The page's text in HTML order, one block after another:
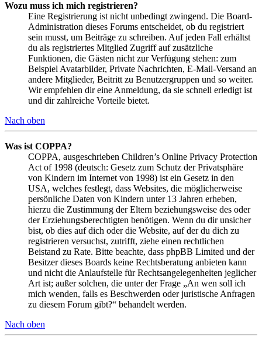
Wozu muss ich mich registrieren?
Eine Registrierung ist nicht unbedingt zwingend. Die Board-
Administration dieses Forums entscheidet, ob du registriert
sein musst, um Beiträge zu schreiben. Auf jeden Fall erhältst
du als registriertes Mitglied Zugriff auf zusätzliche
Funktionen, die Gästen nicht zur Verfügung stehen: zum
Beispiel Avatarbilder, Private Nachrichten, E-Mail-Versand an
andere Mitglieder, Beitritt zu Benutzergruppen und so weiter.
Wir empfehlen dir eine Anmeldung, da sie schnell erledigt ist
und dir zahlreiche Vorteile bietet.
Nach oben
Was ist COPPA?
COPPA, ausgeschrieben Children’s Online Privacy Protection
Act of 1998 (deutsch: Gesetz zum Schutz der Privatsphäre
von Kindern im Internet von 1998) ist ein Gesetz in den
USA, welches festlegt, dass Websites, die möglicherweise
persönliche Daten von Kindern unter 13 Jahren erheben,
hierzu die Zustimmung der Eltern beziehungsweise des oder
der Erziehungsberechtigten benötigen. Wenn du dir unsicher
bist, ob dies auf dich oder die Website, auf der du dich zu
registrieren versuchst, zutrifft, ziehe einen rechtlichen
Beistand zu Rate. Bitte beachte, dass phpBB Limited und der
Besitzer dieses Boards keine Rechtsberatung anbieten kann
und nicht die Anlaufstelle für Rechtsangelegenheiten jeglicher
Art ist; außer solchen, die unter der Frage „An wen soll ich
mich wenden, falls es Beschwerden oder juristische Anfragen
zu diesem Forum gibt?“ behandelt werden.
Nach oben